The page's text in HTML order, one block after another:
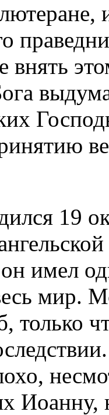
19
имел
мир.
только
Иоанну,